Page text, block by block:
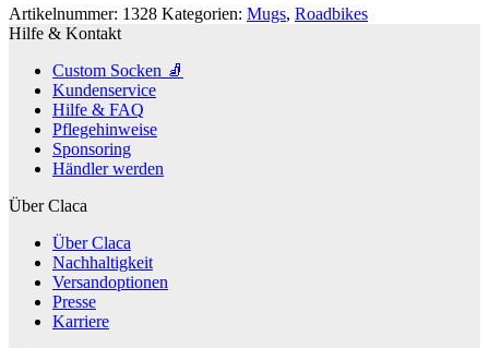
Artikelnummer: 1328 Kategorien: Mugs, Roadbikes
Hilfe & Kontakt
Custom Socken 🧦
Kundenservice
Hilfe & FAQ
Pflegehinweise
Sponsoring
Händler werden
Über Claca
Über Claca
Nachhaltigkeit
Versandoptionen
Presse
Karriere